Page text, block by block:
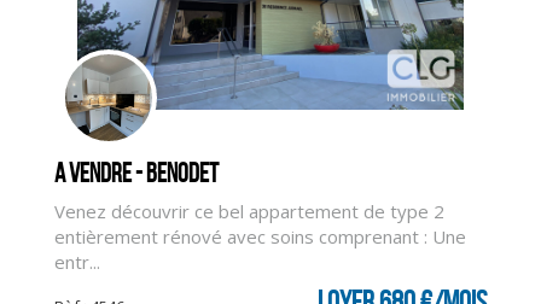
CLIQUER ICI POUR AGRANDIR
A vendre - BENODET
Venez découvrir ce bel appartement de type 2
entièrement rénové avec soins comprenant : Une
entr...